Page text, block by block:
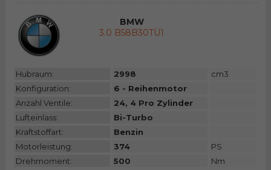
BMW
3.0 B58B30TÜ1
Hubraum: 2998
cm3
Konfiguration:
6 - Reihenmotor
Anzahl Ventile:
24, 4 Pro Zylinder
Lufteinlass:
Bi-Turbo
Kraftstoffart:
Benzin
Motorleistung:
374
PS
Drehmoment:
500 Nm